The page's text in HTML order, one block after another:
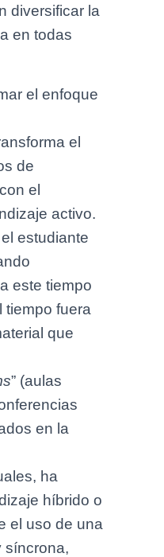
diversificar la
en todas
el enfoque
el
de
el
activo.
estudiante
este tiempo
tiempo fuera
que
” (aulas
en la
ha
híbrido o
el uso de una
síncrona,